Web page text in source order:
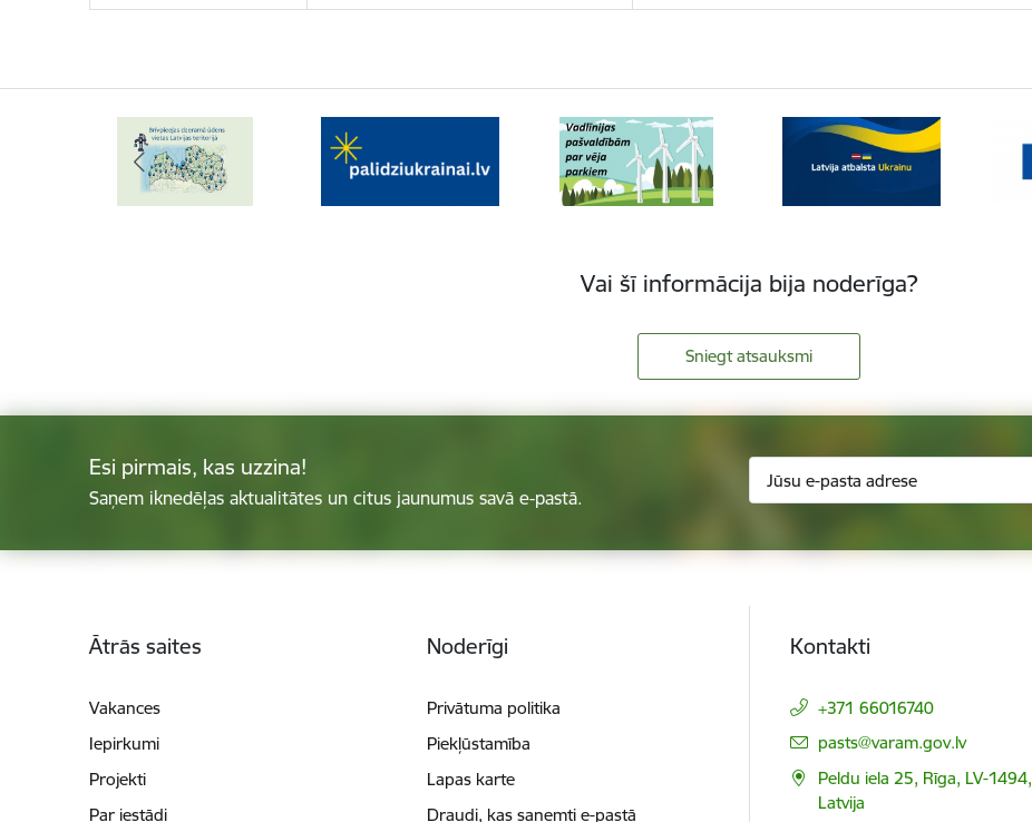
Vai šī informācija bija noderīga?
Sniegt atsauksmi
Esi pirmais, kas uzzina!
Saņem iknedēļas aktualitātes un citus jaunumus savā e-pastā.
Ātrās saites
Vakances
Iepirkumi
Projekti
Par iestādi
Noderīgi
Privātuma politika
Piekļūstamība
Lapas karte
Draudi, kas saņemti e-pastā
Kontakti
+371 66016740
E-pasts:
pasts@varam.gov.lv
Peldu iela 25, Rīga, LV-1494,
Latvija